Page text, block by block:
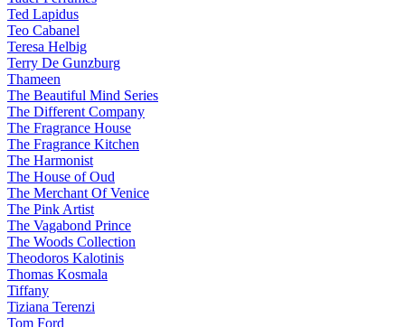
Ted Lapidus
Teo Cabanel
Teresa Helbig
Terry De Gunzburg
Thameen
The Beautiful Mind Series
The Different Company
The Fragrance House
The Fragrance Kitchen
The Harmonist
The House of Oud
The Merchant Of Venice
The Pink Artist
The Vagabond Prince
The Woods Collection
Theodoros Kalotinis
Thomas Kosmala
Tiffany
Tiziana Terenzi
Tom Ford